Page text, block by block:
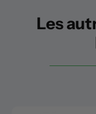
Les